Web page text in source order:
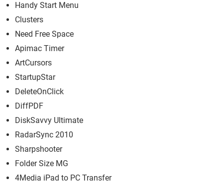
Handy Start Menu
Clusters
Need Free Space
Apimac Timer
ArtCursors
StartupStar
DeleteOnClick
DiffPDF
DiskSavvy Ultimate
RadarSync 2010
Sharpshooter
Folder Size MG
4Media iPad to PC Transfer